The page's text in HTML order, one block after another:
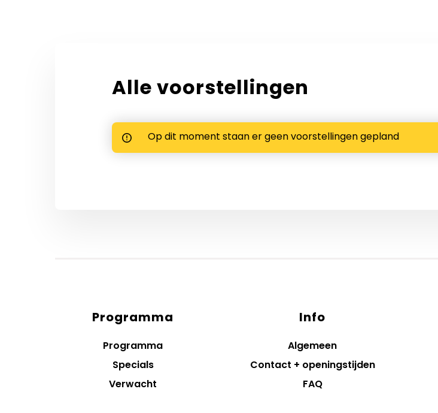
Alle voorstellingen
Op dit moment staan er geen voorstellingen gepland
DienstenProgramma
Programma
Specials
Verwacht
Info
Algemeen
Contact + openingstijden
FAQ